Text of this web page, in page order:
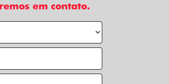
em contato.